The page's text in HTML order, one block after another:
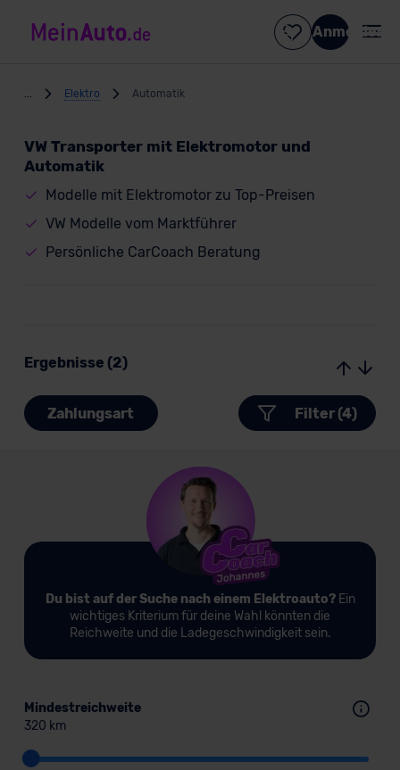
Anmelden
Elektro Automatik
VW Transporter mit Elektromotor und
Automatik
Modelle mit Elektromotor zu Top-Preisen
VW Modelle vom Marktführer
Persönliche CarCoach Beratung
Ergebnisse (2)
Zahlungsart Filter (4)
Mindestreichweite
320 km
Du bist auf der Suche nach einem Elektroauto?Ein
wichtiges Kriterium für deine Wahl könnten die
Reichweite und die Ladegeschwindigkeit sein.